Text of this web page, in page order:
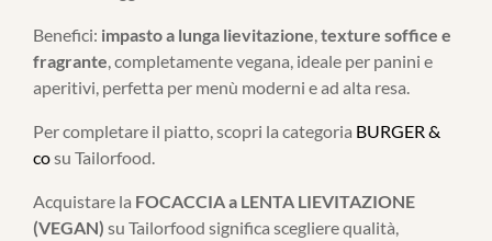
Benefici: impasto a lunga lievitazione,texture soffice e
fragrante, completamente vegana, ideale per panini e
aperitivi, perfetta per menù moderni e ad alta resa.
Per completare il piatto, scopri la categoria BURGER &
cosu Tailorfood.
Acquistare la FOCACCIA a LENTA LIEVITAZIONE
(VEGAN) su Tailorfood significa scegliere qualità,